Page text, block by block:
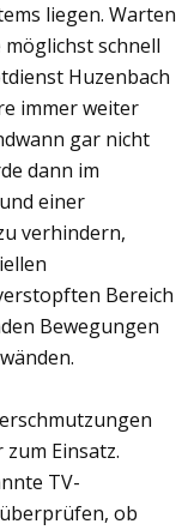
liegen. Warten
schnell
Huzenbach
immer weiter
gar nicht
dann im
einer
verhindern,
Bereich
Bewegungen
Einsatz.
TV-
ob